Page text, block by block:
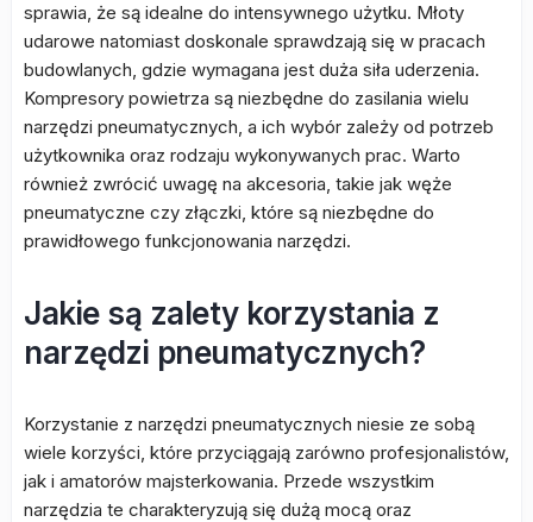
sprawia, że są idealne do intensywnego użytku. Młoty
udarowe natomiast doskonale sprawdzają się w pracach
budowlanych, gdzie wymagana jest duża siła uderzenia.
Kompresory powietrza są niezbędne do zasilania wielu
narzędzi pneumatycznych, a ich wybór zależy od potrzeb
użytkownika oraz rodzaju wykonywanych prac. Warto
również zwrócić uwagę na akcesoria, takie jak węże
pneumatyczne czy złączki, które są niezbędne do
prawidłowego funkcjonowania narzędzi.
Jakie są zalety korzystania z
narzędzi pneumatycznych?
Korzystanie z narzędzi pneumatycznych niesie ze sobą
wiele korzyści, które przyciągają zarówno profesjonalistów,
jak i amatorów majsterkowania. Przede wszystkim
narzędzia te charakteryzują się dużą mocą oraz